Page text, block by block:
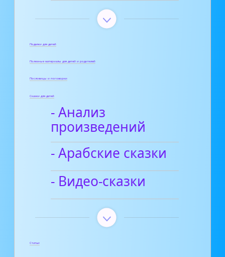
Поделки для детей
Полезные материалы для детей и родителей
Пословицы и поговорки
Сказки для детей
- Анализ
произведений
- Арабские сказки
- Видео-сказки
Статьи